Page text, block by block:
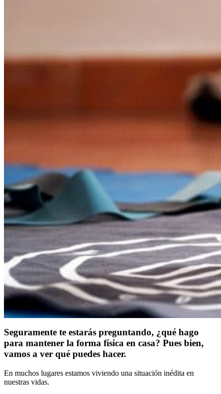
Seguramente te estarás preguntando, ¿qué hago
para mantener la forma física en casa? Pues bien,
vamos a ver qué puedes hacer.
En muchos lugares estamos viviendo una situación inédita en
nuestras vidas.